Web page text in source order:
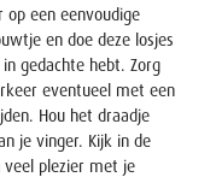
een eenvoudige
en doe deze losjes
gedachte hebt. Zorg
eventueel met een
Hou het draadje
je vinger. Kijk in de
plezier met je